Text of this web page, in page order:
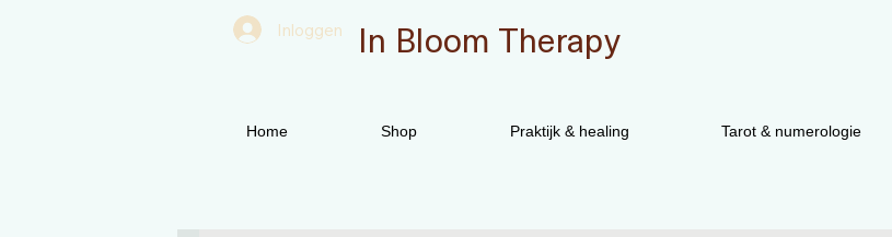
Inloggen In Bloom Therapy
Home Shop Praktijk & healing Tarot & numerologie